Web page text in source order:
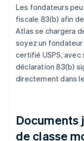
Les fondateurs
fiscale 83(b) afin
Atlas se chargera
soyez un fondateur
certifié USPS, avec
déclaration 83(b)
directement dans
Documents
de classe